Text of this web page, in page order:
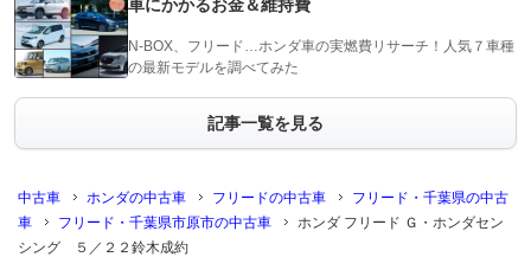
車にかかるお金＆維持費
N-BOX、フリード…ホンダ車の実燃費リサーチ！人気７車種
の最新モデルを調べてみた
記事一覧を見る
中古車 ホンダの中古車 フリードの中古車
フリード・千葉県の中古
車
フリード・千葉県市原市の中古車
ホンダ フリード Ｇ・ホンダセン
シング ５／２２鈴木成約